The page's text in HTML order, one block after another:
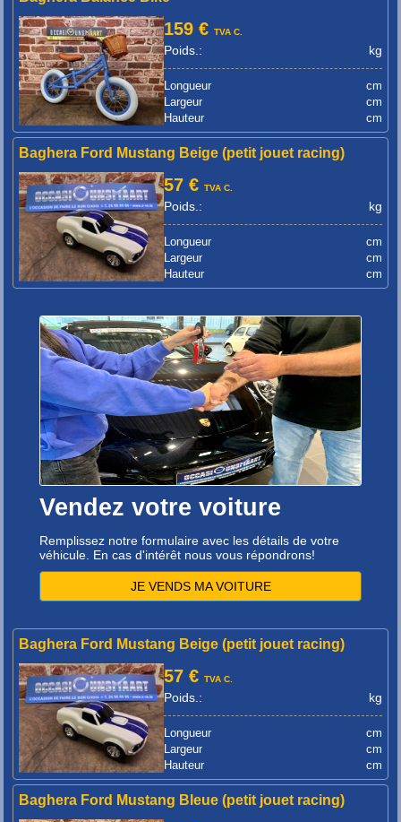
159 €TVA C.
Poids.: kg
Longueur
cm
Largeur
cm
Hauteur
cm
Baghera Ford Mustang Beige (petit jouet racing)
57 €TVA C.
Poids.: kg
Longueur
cm
Largeur
cm
Hauteur
cm
Vendez votre voiture
Remplissez notre formulaire avec les détails de votre
véhicule. En cas d'intérêt nous vous répondrons!
JE VENDS MA VOITURE
Baghera Ford Mustang Beige (petit jouet racing)
57 €TVA C.
Poids.: kg
Longueur
cm
Largeur
cm
Hauteur
cm
Baghera Ford Mustang Bleue (petit jouet racing)